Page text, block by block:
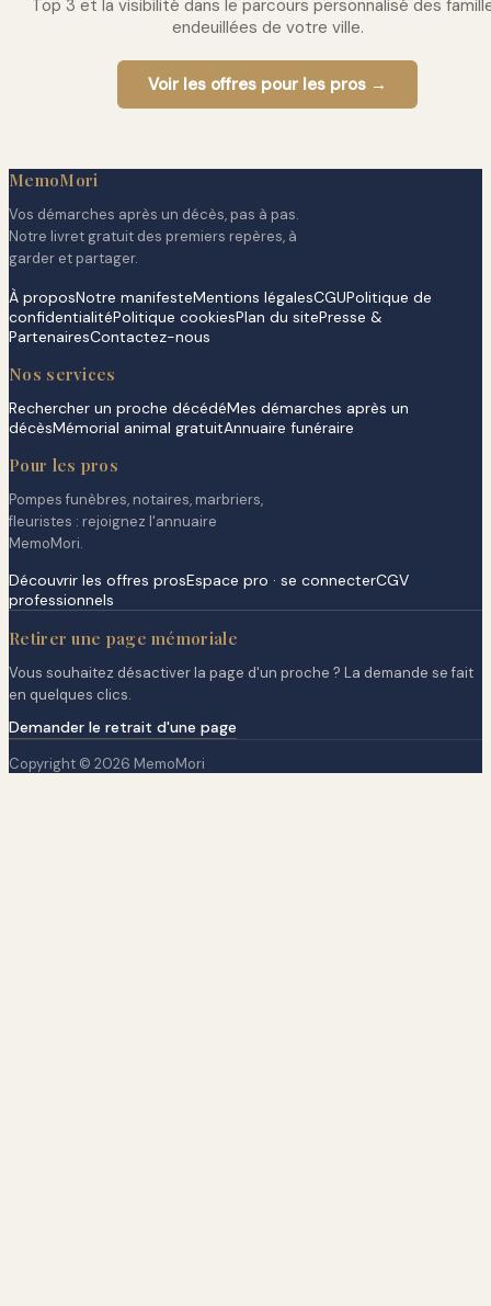
Top 3 et la visibilité dans le parcours personnalisé des
endeuillées de votre ville.
Voir les offres pour les pros →
MemoMori
Vos démarches après un décès, pas à pas.
Notre livret gratuit des premiers repères, à
garder et partager.
À proposNotre manifesteMentions légalesCGUPolitique de
confidentialitéPolitique cookiesPlan du sitePresse &
PartenairesContactez-nous
Nos services
Rechercher un proche décédéMes démarches après un
décèsMémorial animal gratuitAnnuaire funéraire
Pour les pros
Pompes funèbres, notaires, marbriers,
fleuristes : rejoignez l'annuaire
MemoMori.
Découvrir les offres prosEspace pro · se connecterCGV
professionnels
Retirer une page mémoriale
Vous souhaitez désactiver la page d'un proche ? La demande se fait
en quelques clics.
Demander le retrait d'une page
Copyright © 2026 MemoMori